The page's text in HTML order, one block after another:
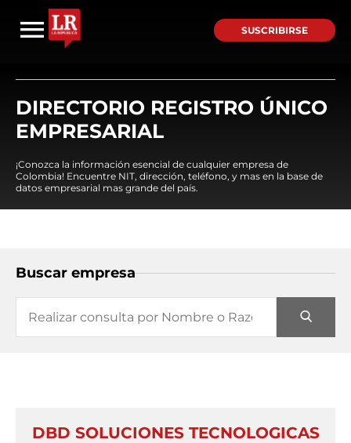
SUSCRIBIRSE
DIRECTORIO REGISTRO ÚNICO
EMPRESARIAL
¡Conozca la información esencial de cualquier empresa de
Colombia! Encuentre NIT, dirección, teléfono, y mas en la base de
datos empresarial mas grande del país.
Buscar empresa
DBD SOLUCIONES TECNOLOGICAS